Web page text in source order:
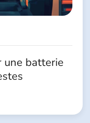
une batterie